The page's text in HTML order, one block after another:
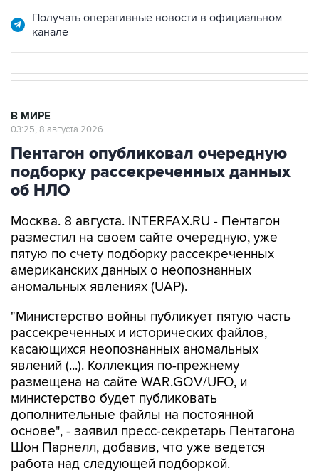
Получать оперативные новости в официальном
канале
В МИРЕ
03:25, 8 августа 2026
Пентагон опубликовал очередную
подборку рассекреченных данных
об НЛО
Москва. 8 августа. INTERFAX.RU - Пентагон
разместил на своем сайте очередную, уже
пятую по счету подборку рассекреченных
американских данных о неопознанных
аномальных явлениях (UAP).
"Министерство войны публикует пятую часть
рассекреченных и исторических файлов,
касающихся неопознанных аномальных
явлений (...). Коллекция по-прежнему
размещена на сайте WAR.GOV/UFO, и
министерство будет публиковать
дополнительные файлы на постоянной
основе", - заявил пресс-секретарь Пентагона
Шон Парнелл, добавив, что уже ведется
работа над следующей подборкой.